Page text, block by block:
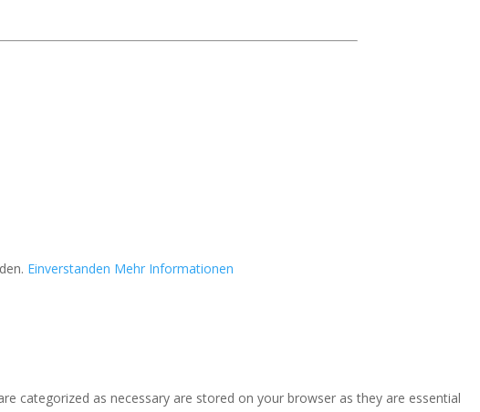
Einverstanden Mehr Informationen
categorized as necessary are stored on your browser as they are essential